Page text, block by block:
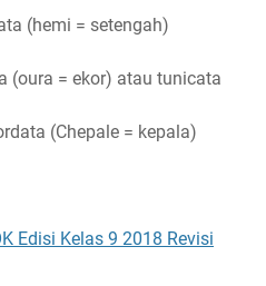
(hemi = setengah)
(oura = ekor) atau tunicata
(Chepale = kepala)
Edisi Kelas 9 2018 Revisi